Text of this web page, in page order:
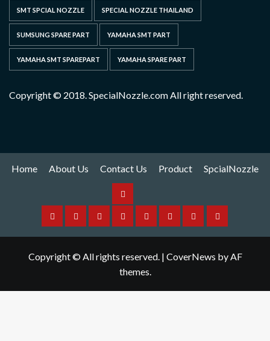
SMT SPCIAL NOZZLE SPECIAL NOZZLE THAILAND
SUMSUNG SPARE PART YAMAHA SMT PART
YAMAHA SMT SPAREPART YAMAHA SPARE PART
Copyright © 2018. SpecialNozzle.com All right reserved.
Home About Us Contact Us Product SpcialNozzle
HomeAboutContact
Product
SpareYamaha
I
HitachiSpcialNozzle
Copyright © All rights reserved. | CoverNews by AF
themes.